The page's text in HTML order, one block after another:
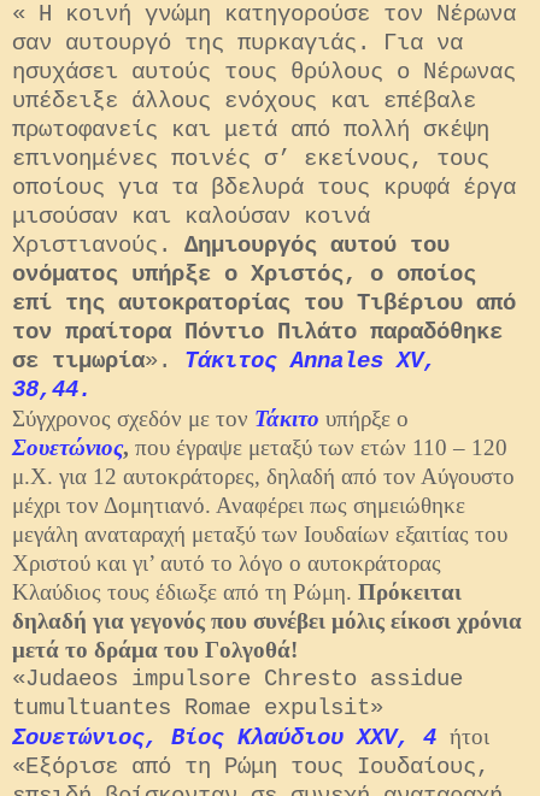
« Η κοινή γνώμη κατηγορούσε τον Νέρωνα
σαν αυτουργό της πυρκαγιάς. Για να
ησυχάσει αυτούς τους θρύλους ο Νέρωνας
υπέδειξε άλλους ενόχους και επέβαλε
πρωτοφανείς και μετά από πολλή σκέψη
επινοημένες ποινές σ’ εκείνους, τους
οποίους για τα βδελυρά τους κρυφά έργα
μισούσαν και καλούσαν κοινά
Χριστιανούς. Δημιουργός αυτού του
ονόματος υπήρξε ο Χριστός, ο οποίος
επί της αυτοκρατορίας του Τιβέριου από
τον πραίτορα Πόντιο Πιλάτο παραδόθηκε
σε τιμωρία». Τάκιτος Annales XV,
38,44.
Σύγχρονος σχεδόν με τον Τάκιτο υπήρξε ο
Σουετώνιος, που έγραψε μεταξύ των ετών 110 – 120
μ.Χ. για 12 αυτοκράτορες, δηλαδή από τον Αύγουστο
μέχρι τον Δομητιανό. Αναφέρει πως σημειώθηκε
μεγάλη αναταραχή μεταξύ των Ιουδαίων εξαιτίας του
Χριστού και γι’ αυτό το λόγο ο αυτοκράτορας
Κλαύδιος τους έδιωξε από τη Ρώμη. Πρόκειται
δηλαδή για γεγονός που συνέβει μόλις είκοσι χρόνια
μετά το δράμα του Γολγοθά!
«Judaeos impulsore Chresto assidue
tumultuantes Romae expulsit»
Σουετώνιος, Βίος Κλαύδιου XXV, 4 ήτοι
«Εξόρισε από τη Ρώμη τους Ιουδαίους,